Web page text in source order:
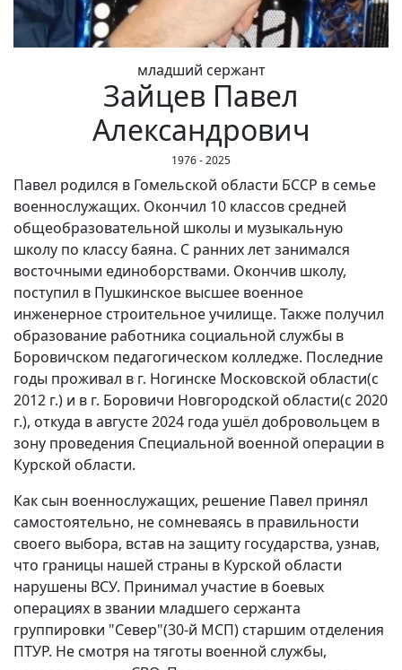
младший сержант
Зайцев Павел
Александрович
1976 - 2025
Павел родился в Гомельской области БССР в семье
военнослужащих. Окончил 10 классов средней
общеобразовательной школы и музыкальную
школу по классу баяна. С ранних лет занимался
восточными единоборствами. Окончив школу,
поступил в Пушкинское высшее военное
инженерное строительное училище. Также получил
образование работника социальной службы в
Боровичском педагогическом колледже. Последние
годы проживал в г. Ногинске Московской области(с
2012 г.) и в г. Боровичи Новгородской области(с 2020
г.), откуда в августе 2024 года ушёл добровольцем в
зону проведения Специальной военной операции в
Курской области.
Как сын военнослужащих, решение Павел принял
самостоятельно, не сомневаясь в правильности
своего выбора, встав на защиту государства, узнав,
что границы нашей страны в Курской области
нарушены ВСУ. Принимал участие в боевых
операциях в звании младшего сержанта
группировки "Север"(30-й МСП) старшим отделения
ПТУР. Не смотря на тяготы военной службы,